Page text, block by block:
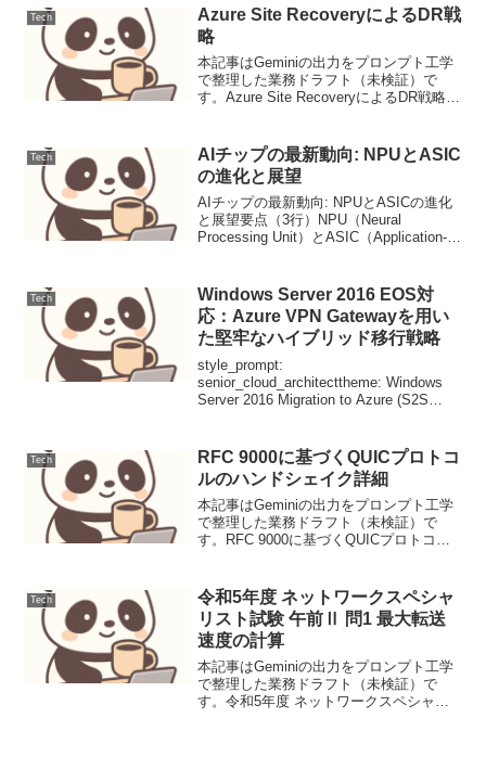
Tech
Azure Site RecoveryによるDR戦
略
本記事はGeminiの出力をプロンプト工学
で整理した業務ドラフト（未検証）で
す。Azure Site RecoveryによるDR戦略ク
（Business...
Tech
AIチップの最新動向: NPUとASIC
の進化と展望
AIチップの最新動向: NPUとASICの進化
と展望要点（3行）NPU（Neural
Processing Unit）とASIC（Application-
Tech
Windows Server 2016 EOS対
応：Azure VPN Gatewayを用い
た堅牢なハイブリッド移行戦略
style_prompt:
senior_cloud_architecttheme: Windows
Server 2016 Migration to Azure (S2S
Tech
RFC 9000に基づくQUICプロトコ
ルのハンドシェイク詳細
本記事はGeminiの出力をプロンプト工学
で整理した業務ドラフト（未検証）で
す。RFC 9000に基づくQUICプロトコル
な通信を追求する中で、常に続いていま
す。従来の...
Tech
令和5年度 ネットワークスペシャ
リスト試験 午前Ⅱ 問1 最大転送
速度の計算
本記事はGeminiの出力をプロンプト工学
で整理した業務ドラフト（未検証）で
す。令和5年度 ネットワークスペシャリ